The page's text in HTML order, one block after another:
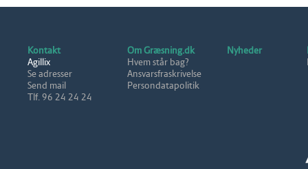
Kontakt
Agillix
Se adresser
Send mail
Tlf. 96 24 24 24
Om Græsning.dk
Hvem står bag?
Ansvarsfraskrivelse
Persondatapolitik
Nyheder